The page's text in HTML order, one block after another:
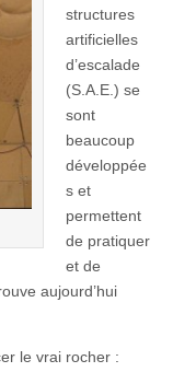
structures
artificielles
d’escalade
(S.A.E.) se
sont
beaucoup
développée
s et
permettent
de pratiquer
et de
aujourd’hui
le vrai rocher :